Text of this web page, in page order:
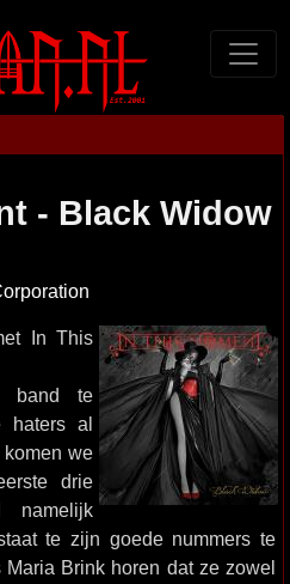
- Black Widow
In This
band te
haters al
we
drie
namelijk
te zijn goede nummers te
Brink horen dat ze zowel